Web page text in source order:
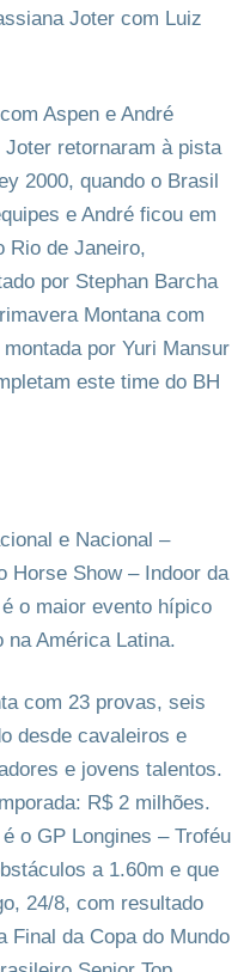
Joter com Luiz
Aspen e André
retornaram à pista
2000, quando o Brasil
e André ficou em
Rio de Janeiro,
por Stephan Barcha
Montana com
por Yuri Mansur
este time do BH
e Nacional –
Horse Show – Indoor da
o maior evento hípico
na América Latina.
com 23 provas, seis
desde cavaleiros e
e jovens talentos.
R$ 2 milhões.
o GP Longines – Troféu
a 1.60m e que
24/8, com resultado
Final da Copa do Mundo